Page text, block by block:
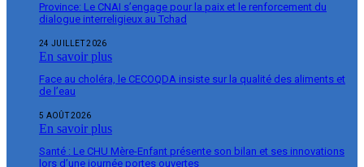
Province: Le CNAI s’engage pour la paix et le renforcement du
dialogue interreligieux au Tchad
24 JUILLET 2026
En savoir plus
Face au choléra, le CECOQDA insiste sur la qualité des aliments et
de l’eau
5 AOÛT 2026
En savoir plus
Santé : Le CHU Mère-Enfant présente son bilan et ses innovations
lors d’une journée portes ouvertes